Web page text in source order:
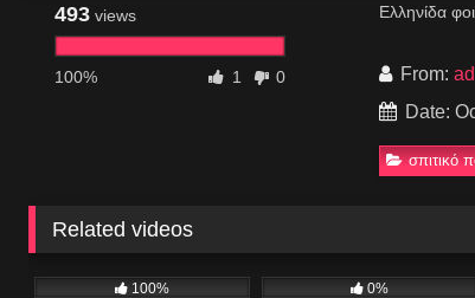
493 views
100% 1 0
Ελληνίδα
From:
Date:
σπιτικό
Related videos
100%
0%